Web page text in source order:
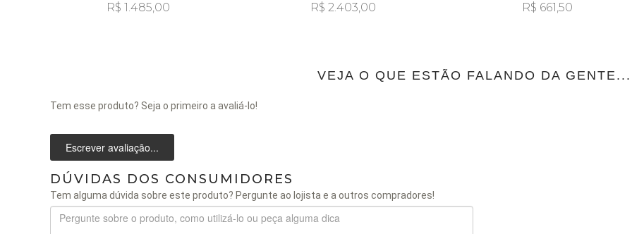
R$ 1.485,00 R$ 2.403,00 R$ 661,50
VEJA O QUE ESTÃO FALANDO DA GENTE...
Tem esse produto? Seja o primeiro a avaliá-lo!
Escrever avaliação...
DÚVIDAS DOS CONSUMIDORES
Tem alguma dúvida sobre este produto? Pergunte ao lojista e a outros compradores!